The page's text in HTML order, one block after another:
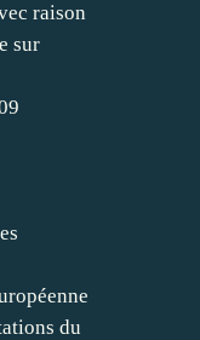
raison
sur
du